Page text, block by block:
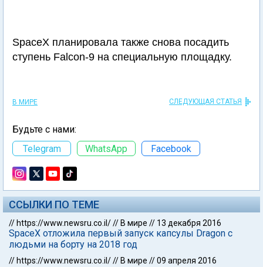
SpaceX планировала также снова посадить
ступень Falcon-9 на специальную площадку.
В МИРЕ СЛЕДУЮЩАЯ СТАТЬЯ
Будьте с нами:
Telegram
WhatsApp Facebook
ССЫЛКИ ПО ТЕМЕ
// https://www.newsru.co.il/// В мире // 13 декабря 2016
SpaceX отложила первый запуск капсулы Dragon с
людьми на борту на 2018 год
// https://www.newsru.co.il/// В мире //09 апреля 2016